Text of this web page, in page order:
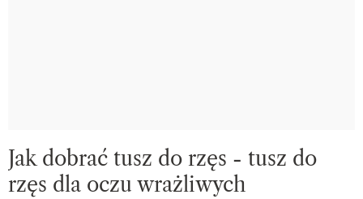
Jak dobrać tusz do rzęs - tusz do
rzęs dla oczu wrażliwych